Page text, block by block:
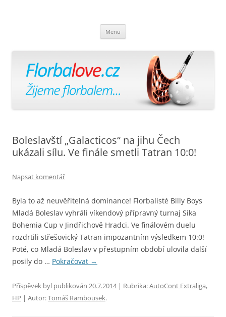
Menu
webu
Boleslavští „Galacticos“ na jihu Čech
ukázali sílu. Ve finále smetli Tatran 10:0!
Napsat komentář
Byla to až neuvěřitelná dominance! Florbalisté Billy Boys
Mladá Boleslav vyhráli víkendový přípravný turnaj Sika
Bohemia Cup v Jindřichově Hradci. Ve finálovém duelu
rozdrtili střešovický Tatran impozantním výsledkem 10:0!
Poté, co Mladá Boleslav v přestupním období ulovila další
posily do … Pokračovat →
Příspěvek byl publikován 20.7.2014| Rubrika:AutoCont Extraliga,
HP | Autor:Tomáš Rambousek.